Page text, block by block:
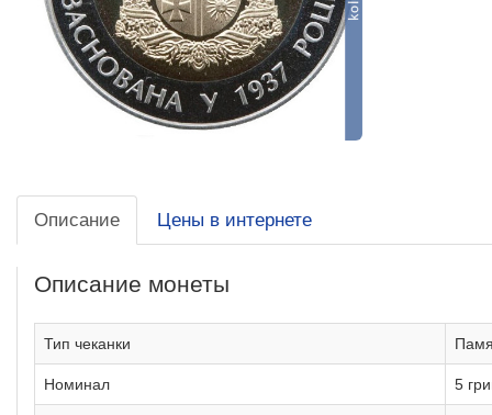
Описание Цены в интернете
Описание монеты
Тип чеканки
Номинал 5